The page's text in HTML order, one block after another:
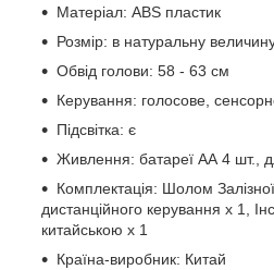
Матеріал: ABS пластик
Розмір: в натуральну
Обвід голови: 58 - 63 см
Керування: голосове,
Підсвітка: є
Живлення: батареї АА 4 шт.,
Комплектація: Шолом
дистанційного керування х 1,
китайською х 1
Країна-виробник: Китай